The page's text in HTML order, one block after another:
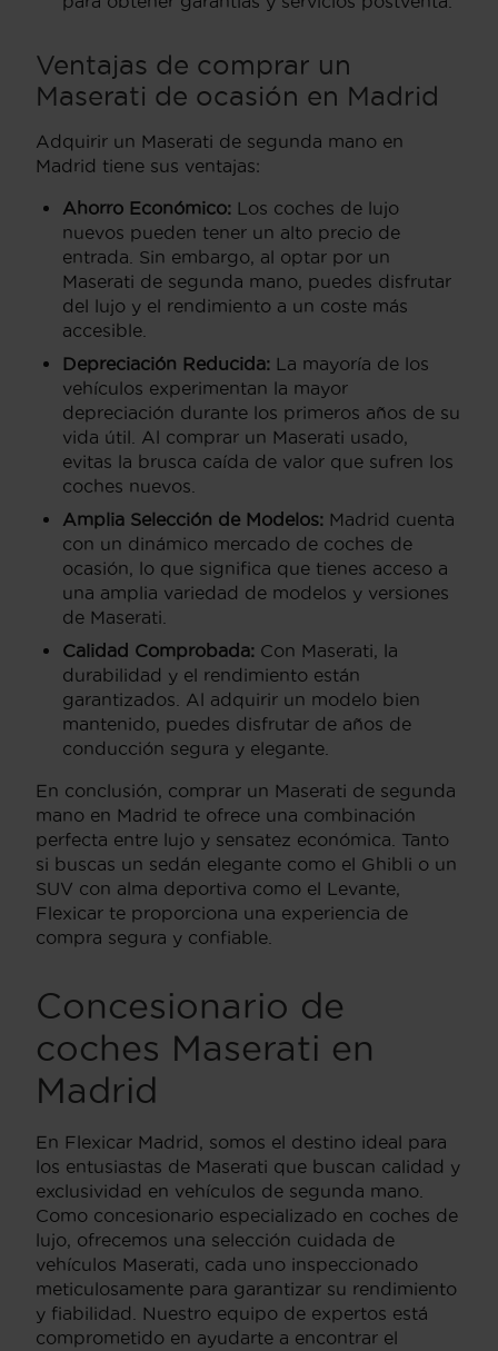
Ventajas de comprar un
Maserati de ocasión en Madrid
Adquirir un Maserati de segunda mano en
Madrid tiene sus ventajas:
Ahorro Económico: Los coches de lujo
nuevos pueden tener un alto precio de
entrada. Sin embargo, al optar por un
Maserati de segunda mano, puedes disfrutar
del lujo y el rendimiento a un coste más
accesible.
Depreciación Reducida: La mayoría de los
vehículos experimentan la mayor
depreciación durante los primeros años de su
vida útil. Al comprar un Maserati usado,
evitas la brusca caída de valor que sufren los
coches nuevos.
Amplia Selección de Modelos: Madrid cuenta
con un dinámico mercado de coches de
ocasión, lo que significa que tienes acceso a
una amplia variedad de modelos y versiones
de Maserati.
Calidad Comprobada: Con Maserati, la
durabilidad y el rendimiento están
garantizados. Al adquirir un modelo bien
mantenido, puedes disfrutar de años de
conducción segura y elegante.
En conclusión, comprar un Maserati de segunda
mano en Madrid te ofrece una combinación
perfecta entre lujo y sensatez económica. Tanto
si buscas un sedán elegante como el Ghibli o un
SUV con alma deportiva como el Levante,
Flexicar te proporciona una experiencia de
compra segura y confiable.
Concesionario de
coches Maserati en
Madrid
En Flexicar Madrid, somos el destino ideal para
los entusiastas de Maserati que buscan calidad y
exclusividad en vehículos de segunda mano.
Como concesionario especializado en coches de
lujo, ofrecemos una selección cuidada de
vehículos Maserati, cada uno inspeccionado
meticulosamente para garantizar su rendimiento
y fiabilidad. Nuestro equipo de expertos está
comprometido en ayudarte a encontrar el